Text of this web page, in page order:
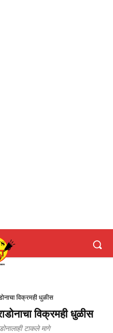
विक्रमही धुळीस
विक्रमही धुळीस
टाकले मागे